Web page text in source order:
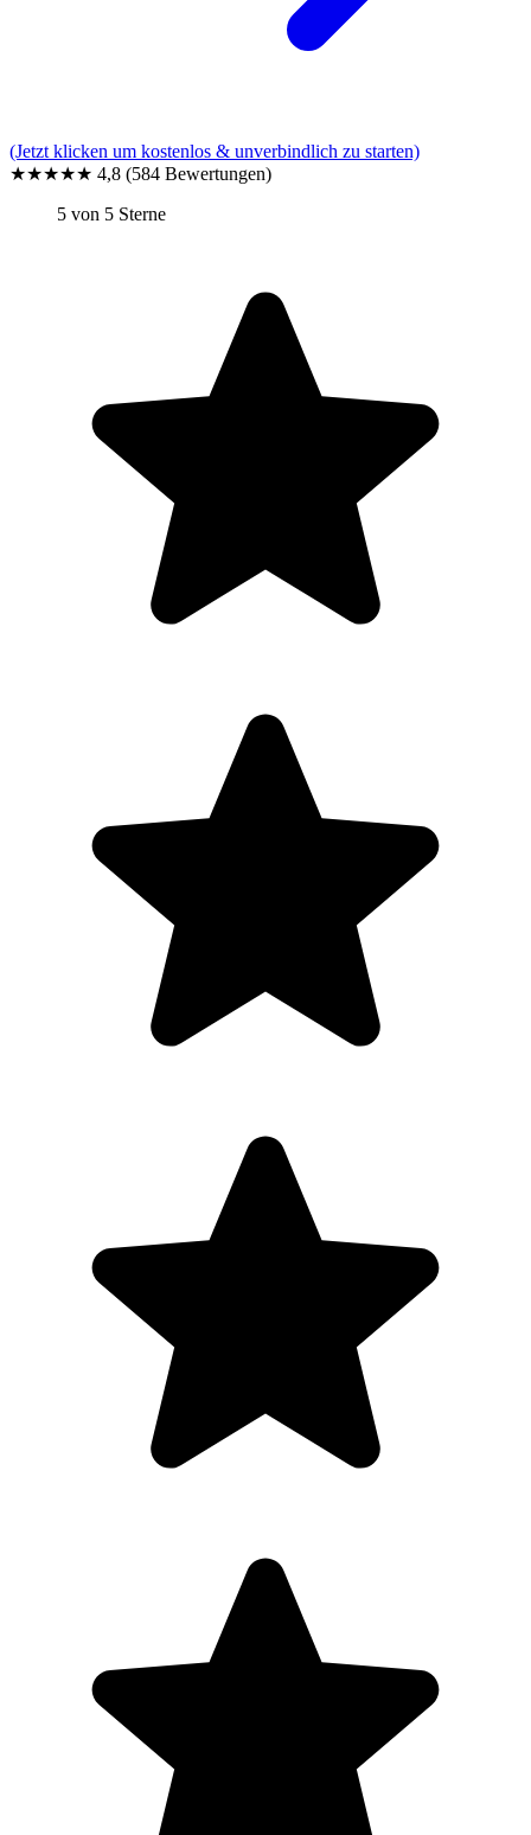
(Jetzt klicken um kostenlos & unverbindlich zu starten)
★★★★★ 4,8 (584 Bewertungen)
5 von 5 Sterne